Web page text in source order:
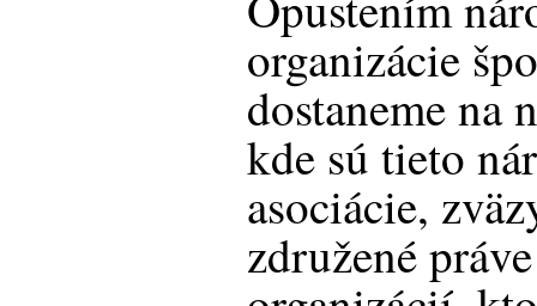
organizácie
dostaneme na
kde sú tieto
asociácie,
združené